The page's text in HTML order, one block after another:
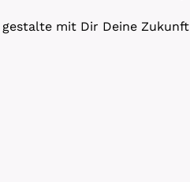
gestalte mit Dir Deine Zukunft